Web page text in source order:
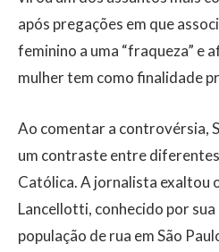
após pregações em que
feminino a uma “fraqueza” e
mulher tem como finalidade
Ao comentar a controvérsia,
um contraste entre
Católica. A jornalista exaltou
Lancellotti, conhecido por
população de rua em São